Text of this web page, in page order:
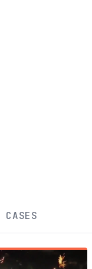
CASES